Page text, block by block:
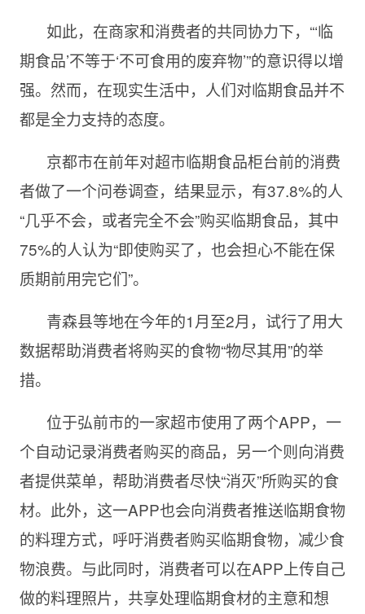
如此，在商家和消费者的共同协力下，“‘临
期食品’不等于‘不可食用的废弃物’”的意识得以增
强。然而，在现实生活中，人们对临期食品并不
都是全力支持的态度。
京都市在前年对超市临期食品柜台前的消费
者做了一个问卷调查，结果显示，有37.8%的人
“几乎不会，或者完全不会”购买临期食品，其中
75%的人认为“即使购买了，也会担心不能在保
质期前用完它们”。
青森县等地在今年的1月至2月，试行了用大
数据帮助消费者将购买的食物“物尽其用”的举
措。
位于弘前市的一家超市使用了两个APP，一
个自动记录消费者购买的商品，另一个则向消费
者提供菜单，帮助消费者尽快“消灭”所购买的食
材。此外，这一APP也会向消费者推送临期食物
的料理方式，呼吁消费者购买临期食物，减少食
物浪费。与此同时，消费者可以在APP上传自己
做的料理照片，共享处理临期食材的主意和想